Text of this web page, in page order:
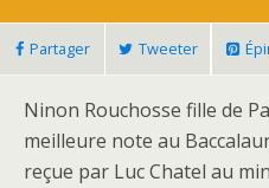
Partager Tweeter
Ninon Rouchosse fille de
meilleure note au
reçue par Luc Chatel au